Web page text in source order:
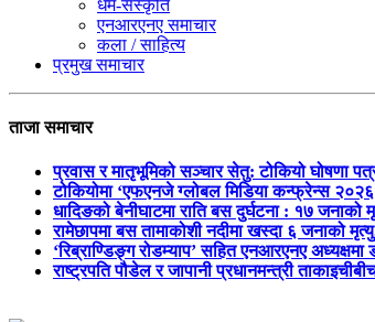
धर्म-संस्कृति
एनआरएनए समाचार
कला / साहित्य
प्रमुख समाचार
ताजा समाचार
प्रवास र मातृभूमिको सञ्चार सेतु: टोकियो घोषणा
टोकियोमा ‘एफएनजे ग्लोबल मिडिया कन्फ्रेन्स
धादिङको बेनीघाटमा राति बस दुर्घटना : १७ जनाको
रामेछापमा बस तामाकोशी नदीमा खस्दा ६ जनाको
‘रिब्राण्डिङ्ग रोडम्याप’ सहित एनआरएनए अध्यक्षमा
राष्ट्रपति पौडेल र जापानी प्रधानमन्त्री